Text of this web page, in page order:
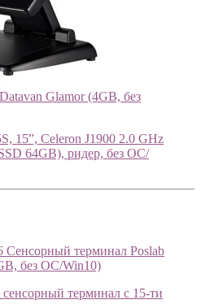
Glamor (4GB, без
15”, Celeron J1900 2.0 GHz
64GB), ридер, без ОС/
Сенсорный терминал Poslab
без ОС/Win10)
терминал с 15-ти